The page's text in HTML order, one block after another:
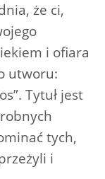
że ci,
i ofiara
utworu:
Tytuł jest
tych,
i